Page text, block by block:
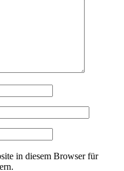
in diesem Browser für